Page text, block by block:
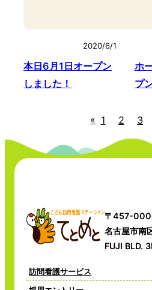
2020/6/1
本日6月1日オープン
しました！
ホ
プ
« 1 2 3
〒457-
名古屋市南
FUJI BLD.
訪問看護サービス